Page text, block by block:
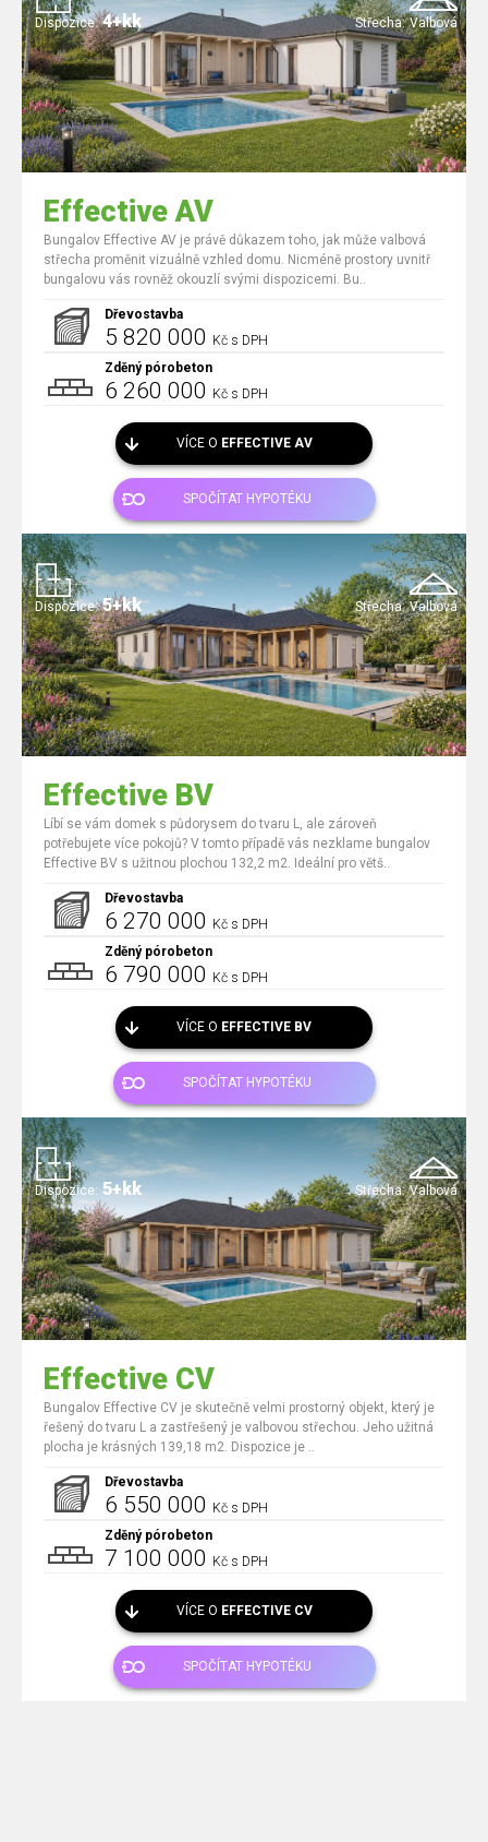
Střecha: Valbová
Dispozice: 4+kk
Effective AV
Bungalov Effective AV je právě důkazem toho, jak může valbová
střecha proměnit vizuálně vzhled domu. Nicméně prostory uvnitř
bungalovu vás rovněž okouzlí svými dispozicemi. Bu..
Dřevostavba
5 820 000 Kč s DPH
Zděný pórobeton
6 260 000 Kč s DPH
VÍCE O EFFECTIVE AV
SPOČÍTAT HYPOTÉKU
Střecha: Valbová
Dispozice: 5+kk
Effective BV
Líbí se vám domek s půdorysem do tvaru L, ale zároveň
potřebujete více pokojů? V tomto případě vás nezklame bungalov
Effective BV s užitnou plochou 132,2 m2. Ideální pro větš..
Dřevostavba
6 270 000 Kč s DPH
Zděný pórobeton
6 790 000 Kč s DPH
VÍCE O EFFECTIVE BV
SPOČÍTAT HYPOTÉKU
Střecha: Valbová
Dispozice: 5+kk
Effective CV
Bungalov Effective CV je skutečně velmi prostorný objekt, který je
řešený do tvaru L a zastřešený je valbovou střechou. Jeho užitná
plocha je krásných 139,18 m2. Dispozice je ..
Dřevostavba
6 550 000 Kč s DPH
Zděný pórobeton
7 100 000 Kč s DPH
VÍCE O EFFECTIVE CV
SPOČÍTAT HYPOTÉKU